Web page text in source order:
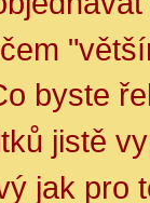
byste
jistě
jak pro